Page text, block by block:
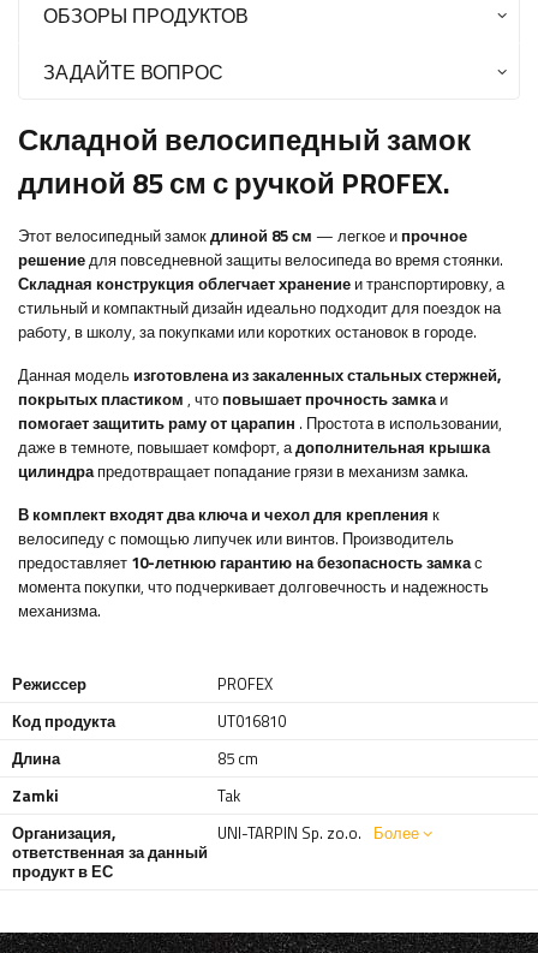
ОБЗОРЫ ПРОДУКТОВ
ЗАДАЙТЕ ВОПРОС
Складной велосипедный замок
длиной 85 см с ручкой PROFEX.
Этот велосипедный замокдлиной 85 см — легкое и прочное
решениедля повседневной защиты велосипеда во время стоянки.
Складная конструкция облегчает хранение и транспортировку, а
стильный и компактный дизайн идеально подходит для поездок на
работу, в школу, за покупками или коротких остановок в городе.
Данная модель изготовлена ​​из закаленных стальных стержней,
покрытых пластиком , что повышает прочность замкаи
помогает защитить раму от царапин . Простота в использовании,
даже в темноте, повышает комфорт, адополнительная крышка
цилиндрапредотвращает попадание грязи в механизм замка.
В комплект входят два ключа и чехол для крепления к
велосипеду с помощью липучек или винтов. Производитель
предоставляет 10-летнюю гарантию на безопасность замкас
момента покупки, что подчеркивает долговечность и надежность
механизма.
Режиссер
PROFEX
Код продукта
UT016810
Длина
85 cm
Zamki
Tak
Организация,
ответственная за данный
продукт в ЕС
UNI-TARPIN Sp. zo.o. Более